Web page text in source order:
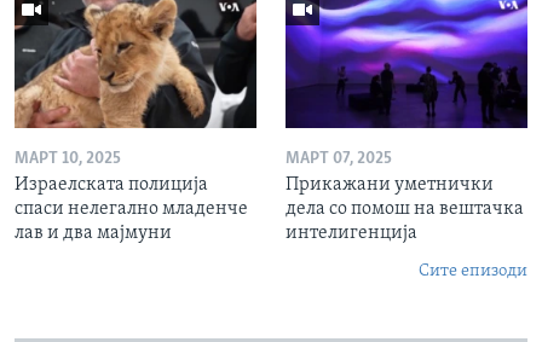
МАРТ 10, 2025
Израелската полиција
спаси нелегално младенче
лав и два мајмуни
МАРТ 07, 2025
Прикажани уметнички
дела со помош на вештачка
интелигенција
Сите епизоди